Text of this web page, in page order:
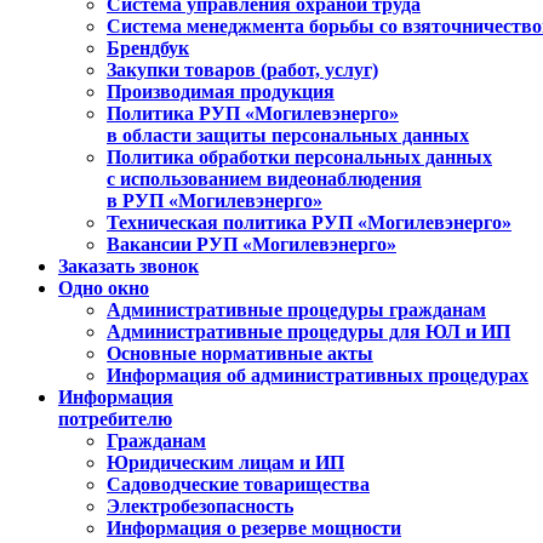
Система управления охраной труда
Система менеджмента борьбы со
Брендбук
Закупки товаров (работ, услуг)
Производимая продукция
Политика РУП «Могилевэнерго»
в области защиты персональных данных
Политика обработки персональных данных
с использованием видеонаблюдения
в РУП «Могилевэнерго»
Техническая политика РУП «Могилевэнерго»
Вакансии РУП «Могилевэнерго»
Заказать звонок
Одно окно
Административные процедуры гражданам
Административные процедуры для ЮЛ и ИП
Основные нормативные акты
Информация об административных процедурах
Информация
потребителю
Гражданам
Юридическим лицам и ИП
Садоводческие товарищества
Электробезопасность
Информация о резерве мощности